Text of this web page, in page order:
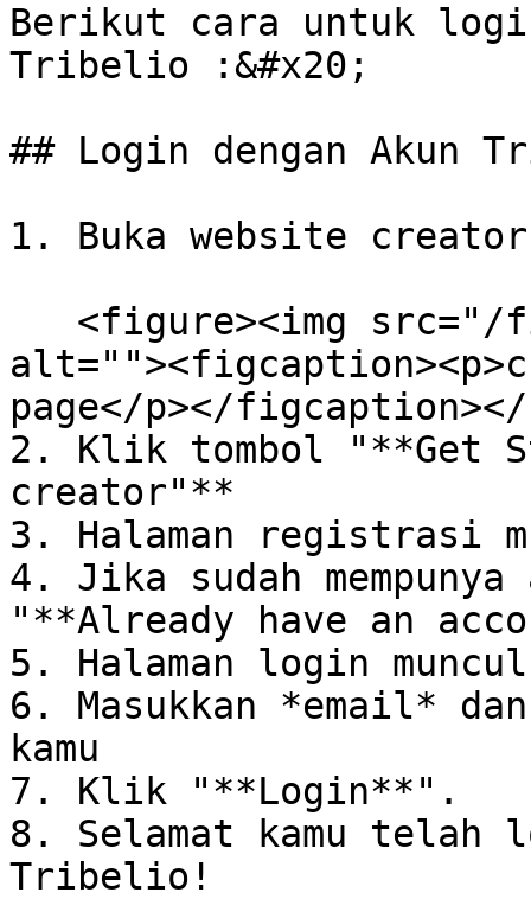
Berikut cara untuk
Tribelio :&#x20;
## Login dengan Akun
1. Buka website
page</p></
2. Klik tombol "**Get
creator"**
3. Halaman registrasi
4. Jika sudah
"**Already have an
5. Halaman login muncul
6. Masukkan *email*
kamu
7. Klik "**Login**".
8. Selamat kamu telah
Tribelio!